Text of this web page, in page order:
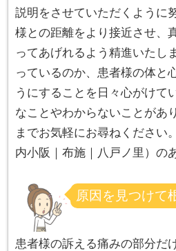
説明をさせていただくように
様との距離をより接近させ、
ってあげれるよう精進いたし
っているのか、患者様の体と
うにすることを日々心がけて
なことやわからないことがあ
までお気軽にお尋ねください
内小阪｜布施｜八戸ノ里）の
原因を見つけて
患者様の訴える痛みの部分だ